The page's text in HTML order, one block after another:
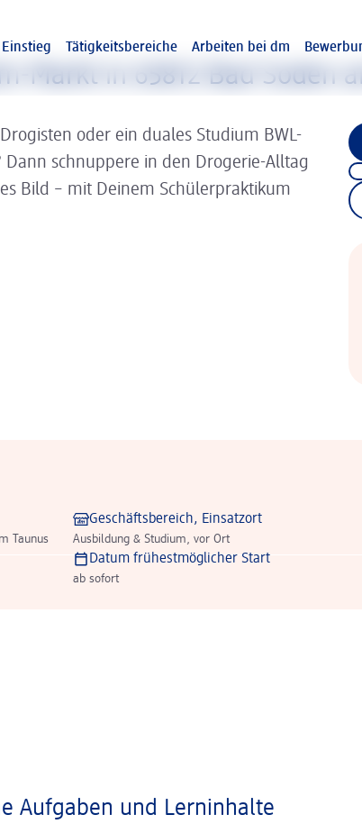
Tätigkeitsbereiche Arbeiten bei dm
Markt in 65812 Bad Soden
oder ein duales Studium BWL-
Dann schnuppere in den Drogerie-Alltag
Bild – mit Deinem Schülerpraktikum
Taunus
Geschäftsbereich, Einsatzort
Ausbildung & Studium, vor Ort
Datum frühestmöglicher Start
ab sofort
Aufgaben und Lerninhalte